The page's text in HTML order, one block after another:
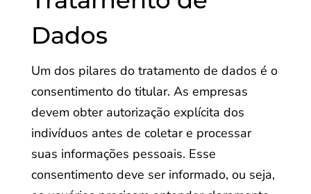
Dados
Um dos pilares do tratamento de dados é o
consentimento do titular. As empresas
devem obter autorização explícita dos
indivíduos antes de coletar e processar
suas informações pessoais. Esse
consentimento deve ser informado, ou seja,